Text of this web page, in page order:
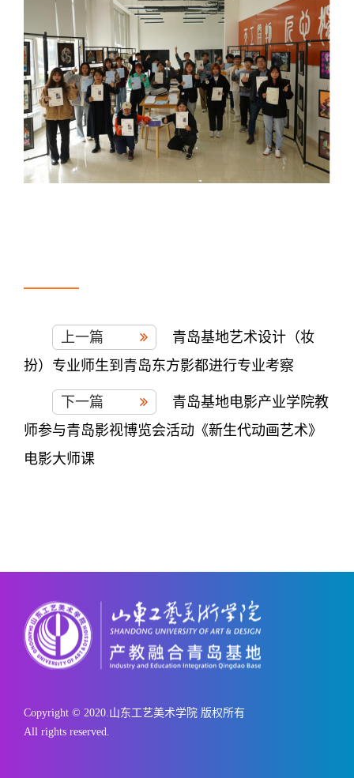
上一篇
青岛基地艺术设计（妆
扮）专业师生到青岛东方影都进行专业考察
下一篇
青岛基地电影产业学院教
师参与青岛影视博览会活动《新生代动画艺术》
电影大师课
Copyright © 2020.山东工艺美术学院 版权所有
All rights reserved.